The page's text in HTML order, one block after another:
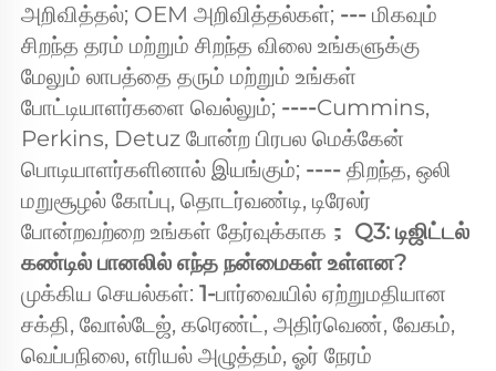
அறிவித்தல்; OEM அறிவித்தல்கள்; --- மிகவும்
சிறந்த தரம் மற்றும் சிறந்த விலை உங்களுக்கு
மேலும் லாபத்தை தரும் மற்றும் உங்கள்
போட்டியாளர்களை வெல்லும்; ----Cummins,
Perkins, Detuz போன்ற பிரபல மெக்கேன்
பொடியாளர்களினால் இயங்கும்; ---- திறந்த, ஒலி
மறுசூழல் கோப்பு, தொடர்வண்டி, டிரேலர்
போன்றவற்றை உங்கள் தேர்வுக்காக； Q3: டிஜிட்டல்
முக்கிய செயல்கள்: 1-பார்வையில் ஏற்றுமதியான
சக்தி, வோல்டேஜ், கரெண்ட், அதிர்வெண், வேகம்,
வெப்பநிலை, எரியல் அழுத்தம், ஓர் நேரம்